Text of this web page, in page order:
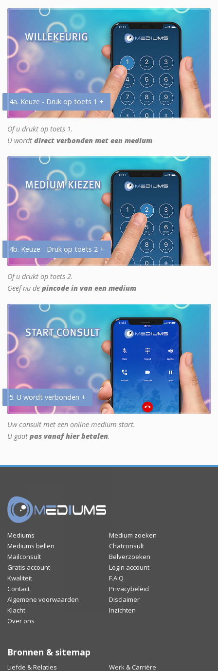
4a. Keuze - Druk op toets 1 +
Of u drukt op toets 1.
U wordt direct verbonden met een medium
4b. Keuze - Druk op toets 2 +
Of u drukt op toets 2.
Geef nu de pincode in van een medium
5. U wordt verbonden +
Uw consult met een online medium start.
U gaat pas vanaf hier betalen.
Mediums
Medium zoeken
Mediums bellen
Chatconsult
Mailconsult
Belverzoeken
Gratis account
Login account
Kwaliteit
F.A.Q
Contact
Privacybeleid
Algemene voorwaarden
Disclaimer
Klacht
Inzichten
Over ons
Bronnen & sitemap
Liefde & Relaties Werk & Carrière